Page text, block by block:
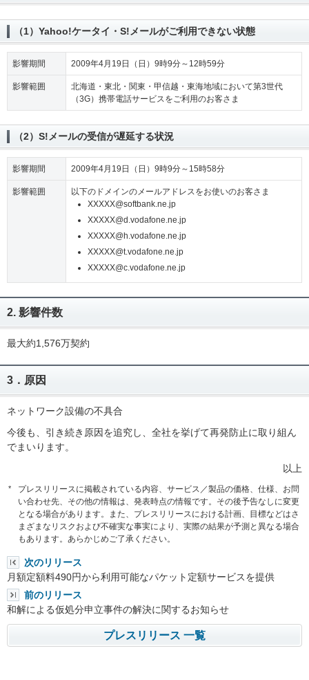
（1）Yahoo!ケータイ・S!メールがご利用できない状態
影響期間 2009年4月19日（日）9時9分～12時59分
影響範囲
北海道・東北・関東・甲信越・東海地域において第3世代
（3G）携帯電話サービスをご利用のお客さま
（2）S!メールの受信が遅延する状況
影響期間 2009年4月19日（日）9時9分～15時58分
影響範囲
以下のドメインのメールアドレスをお使いのお客さま
XXXXX@softbank.ne.jp
XXXXX@d.vodafone.ne.jp
XXXXX@h.vodafone.ne.jp
XXXXX@t.vodafone.ne.jp
XXXXX@c.vodafone.ne.jp
2. 影響件数
最大約1,576万契約
3．原因
ネットワーク設備の不具合
今後も、引き続き原因を追究し、全社を挙げて再発防止に取り組ん
でまいります。
以上
*
プレスリリースに掲載されている内容、サービス／製品の価格、仕様、お問
い合わせ先、その他の情報は、発表時点の情報です。その後予告なしに変更
となる場合があります。また、プレスリリースにおける計画、目標などはさ
まざまなリスクおよび不確実な事実により、実際の結果が予測と異なる場合
もあります。あらかじめご了承ください。
次のリリース
月額定額料490円から利用可能なパケット定額サービスを提供
前のリリース
和解による仮処分申立事件の解決に関するお知らせ
プレスリリース 一覧